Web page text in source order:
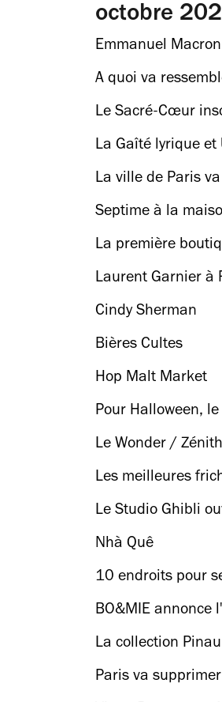
octobre
Emmanuel
A quoi va
Le Sacré-Cœur
La Gaîté lyrique
La ville de Paris
Septime à la
La première
Laurent Garnier à
Cindy Sherman
Bières Cultes
Hop Malt Market
Pour Halloween,
Le Wonder / Zénith
Les meilleures
Le Studio Ghibli
Nhà Quê
10 endroits pour
BO&MIE annonce
La collection
Paris va